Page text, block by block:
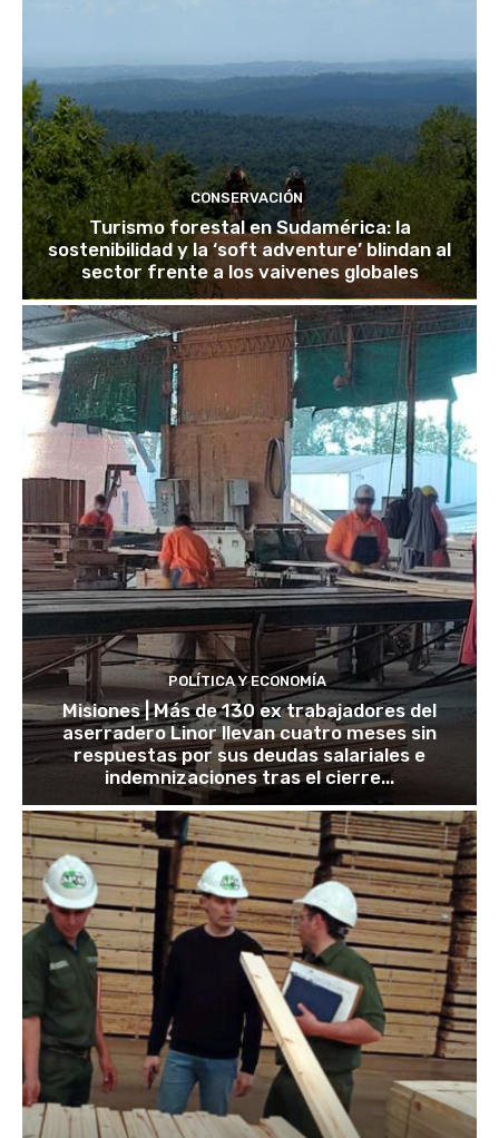
CONSERVACIÓN
Turismo forestal en Sudamérica: la
sostenibilidad y la ‘soft adventure’ blindan al
sector frente a los vaivenes globales
POLÍTICA Y ECONOMÍA
Misiones | Más de 130 ex trabajadores del
aserradero Linor llevan cuatro meses sin
respuestas por sus deudas salariales e
indemnizaciones tras el cierre...